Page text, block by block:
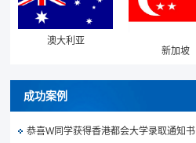
澳大利亚
新加坡
成功案例
恭喜W同学获得香港都会大学录取通知书